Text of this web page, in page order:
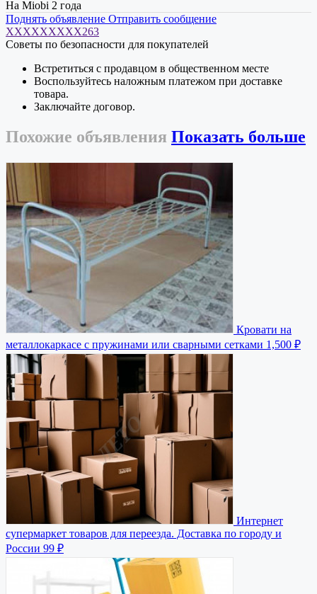
На Miobi 2 года
Поднять объявление Отправить сообщение
XXXXXXXXX263
Советы по безопасности для покупателей
Встретиться с продавцом в общественном месте
Воспользуйтесь наложным платежом при доставке
товара.
Заключайте договор.
Похожие объявления Показать больше
Кровати на
металлокаркасе с пружинами или сварными сетками 1,500 ₽
Интернет
супермаркет товаров для переезда. Доставка по городу и
России 99 ₽